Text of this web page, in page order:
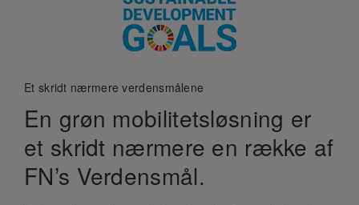
Et skridt nærmere verdensmålene
En grøn mobilitetsløsning er
et skridt nærmere en række af
FN’s Verdensmål.